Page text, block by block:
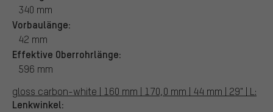
340 mm
Vorbaulänge:
42 mm
Effektive Oberrohrlänge:
596 mm
gloss carbon-white | 160 mm | 170,0 mm | 44 mm | 29" | L:
Lenkwinkel: